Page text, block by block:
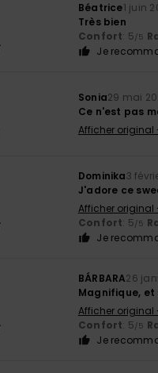
Béatrice1 juin
Très bien
Confort: 5/5
Je
Sonia29 mai
Ce n'est pas
Afficher original
Dominika3
J'adore ce
Afficher original
Confort: 5/5
Je
BÁRBARA26
Magnifique, et
Afficher
Confort: 5/5
Je